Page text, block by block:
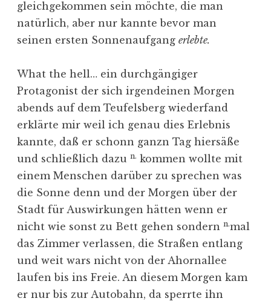
gleichgekommen sein möchte, die man
natürlich, aber nur kannte bevor man
seinen ersten Sonnenaufgang erlebte.
What the hell… ein durchgängiger
Protagonist der sich irgendeinen Morgen
abends auf dem Teufelsberg wiederfand
erklärte mir weil ich genau dies Erlebnis
kannte, daß er schonn ganzn Tag hiersäße
und schließlich dazu n. kommen wollte mit
einem Menschen darüber zu sprechen was
die Sonne denn und der Morgen über der
Stadt für Auswirkungen hätten wenn er
nicht wie sonst zu Bett gehen sondern n.mal
das Zimmer verlassen, die Straßen entlang
und weit wars nicht von der Ahornallee
laufen bis ins Freie. An diesem Morgen kam
er nur bis zur Autobahn, da sperrte ihn